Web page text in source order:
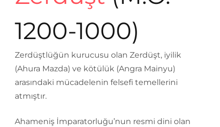
1200-1000)
Zerdüştlüğün kurucusu olan Zerdüşt, iyilik
(Ahura Mazda) ve kötülük (Angra Mainyu)
arasındaki mücadelenin felsefi temellerini
atmıştır.
Ahameniş İmparatorluğu’nun resmi dini olan